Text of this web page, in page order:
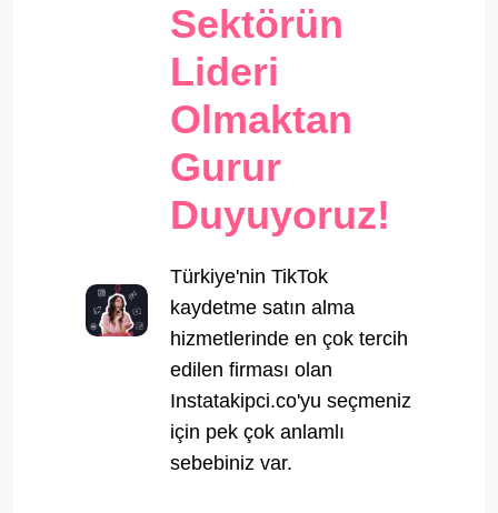
Sektörün
Lideri
Olmaktan
Gurur
Duyuyoruz!
Türkiye'nin TikTok
kaydetme satın alma
hizmetlerinde en çok tercih
edilen firması olan
Instatakipci.co'yu seçmeniz
için pek çok anlamlı
sebebiniz var.